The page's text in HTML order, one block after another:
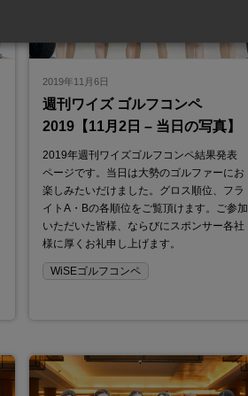
2019年11月6日
週刊ワイズ ゴルフコンペ
2019【11月2日 – 当日の写真】
2019年週刊ワイズゴルフコンペ結果発表
ページです。当日は大勢のゴルファーにお
楽しみたいだけました。グロス順位、フラ
イトA・Bの各順位をご覧頂けます。ご参加
いただいた皆様、ならびにスポンサー各社
様に厚くお礼申し上げます。
WiSEゴルフコンペ